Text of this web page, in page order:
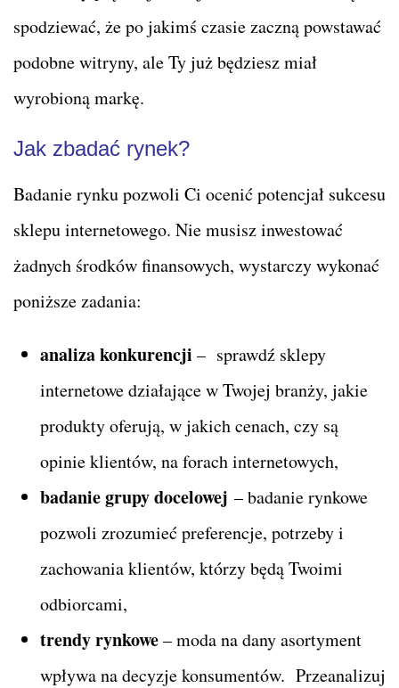
spodziewać, że po jakimś czasie zaczną powstawać
podobne witryny, ale Ty już będziesz miał
wyrobioną markę.
Jak zbadać rynek?
Badanie rynku pozwoli Ci ocenić potencjał sukcesu
sklepu internetowego. Nie musisz inwestować
żadnych środków finansowych, wystarczy wykonać
poniższe zadania:
analiza konkurencji – sprawdź sklepy
internetowe działające w Twojej branży, jakie
produkty oferują, w jakich cenach, czy są
opinie klientów, na forach internetowych,
badanie grupy docelowej – badanie rynkowe
pozwoli zrozumieć preferencje, potrzeby i
zachowania klientów, którzy będą Twoimi
odbiorcami,
trendy rynkowe– moda na dany asortyment
wpływa na decyzje konsumentów. Przeanalizuj